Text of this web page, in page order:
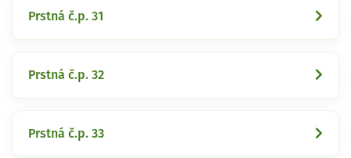
Prstná č.p. 31
Prstná č.p. 32
Prstná č.p. 33